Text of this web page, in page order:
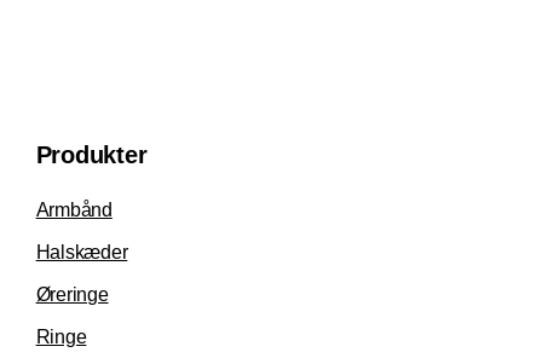
Produkter
Armbånd
Halskæder
Øreringe
Ringe